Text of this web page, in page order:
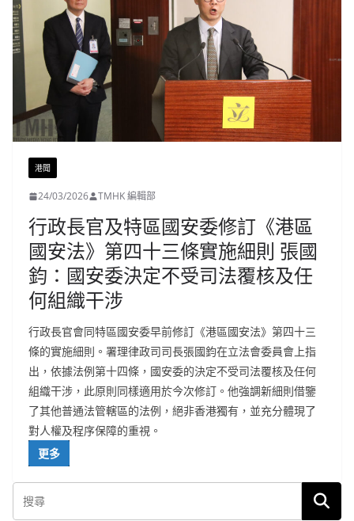
港聞
24/03/2026 TMHK 編輯部
行政長官及特區國安委修訂《港區
國安法》第四十三條實施細則 張國
鈞：國安委決定不受司法覆核及任
何組織干涉
行政長官會同特區國安委早前修訂《港區國安法》第四十三
條的實施細則。署理律政司司長張國鈞在立法會委員會上指
出，依據法例第十四條，國安委的決定不受司法覆核及任何
組織干涉，此原則同樣適用於今次修訂。他強調新細則借鑒
了其他普通法管轄區的法例，絕非香港獨有，並充分體現了
對人權及程序保障的重視。
更多